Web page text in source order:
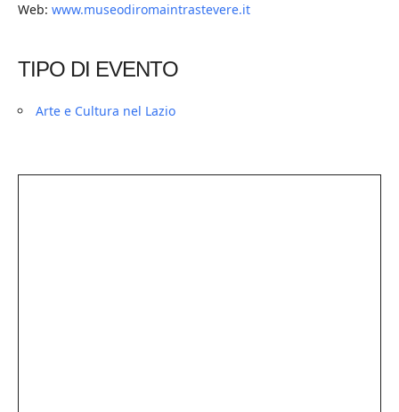
Web: www.museodiromaintrastevere.it
TIPO DI EVENTO
Arte e Cultura nel Lazio